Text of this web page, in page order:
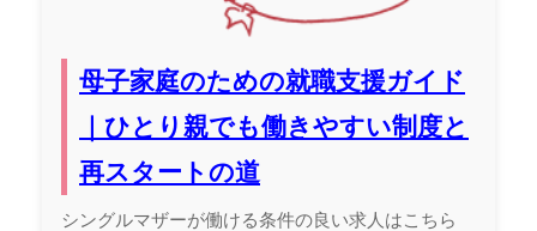
母子家庭のための就職支援ガイド
｜ひとり親でも働きやすい制度と
再スタートの道
シングルマザーが働ける条件の良い求人はこちら